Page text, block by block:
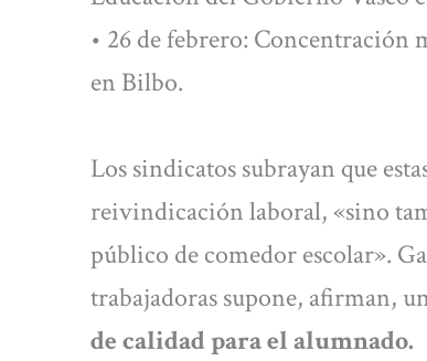
• 26 de febrero: Concentración
en Bilbo.
Los sindicatos subrayan que
reivindicación laboral, «sino
público de comedor escolar».
trabajadoras supone, afirman,
de calidad para el alumnado.